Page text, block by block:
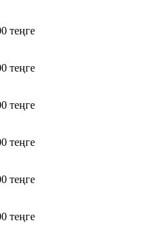
теңге
теңге
теңге
теңге
теңге
теңге